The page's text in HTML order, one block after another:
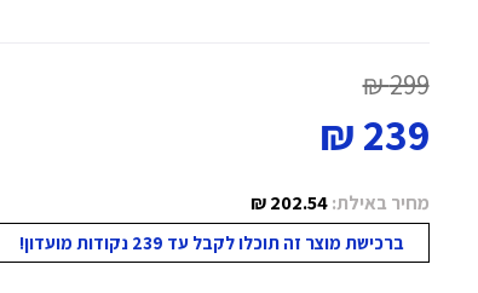
299 ₪
239 ₪
מחיר באילת:202.54 ₪
ברכישת מוצר זה תוכלו לקבל עד 239 נקודות מועדון!